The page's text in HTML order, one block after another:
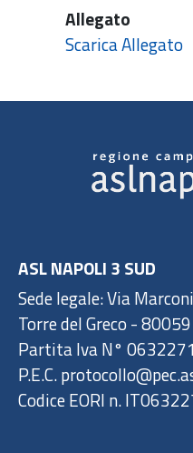
Allegato
Scarica Allegato
ASL NAPOLI 3 SUD
Sede legale: Via
Torre del Greco -
Partita Iva N°
P.E.C.
Codice EORI n.